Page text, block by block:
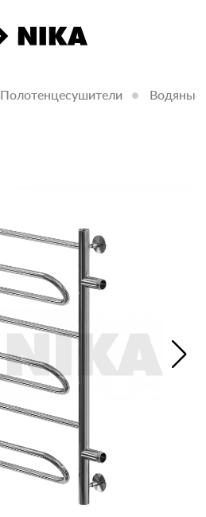
Полотенцесушители Водяные